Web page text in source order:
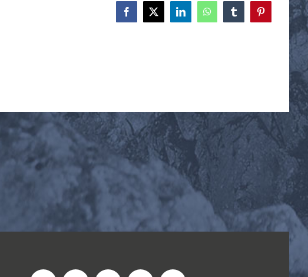
Facebook
X LinkedInWhatsAppTumblrPinterest